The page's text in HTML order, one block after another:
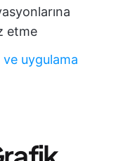
etme
ve uygulama